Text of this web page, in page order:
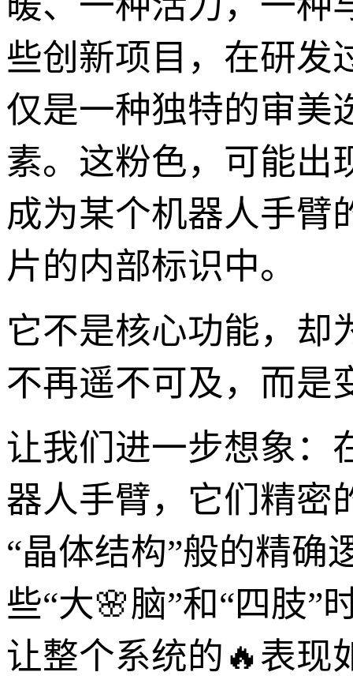
些创新项目，在研发
仅是一种独特的审美
素。这粉色，可能出
成为某个机器人手臂
片的内部标识中。
它不是核心功能，却
不再遥不可及，而是
让我们进一步想象：
器人手臂，它们精密
“晶体结构”般的精确
些“大🌸脑”和“四肢”
让整个系统的🔥表现